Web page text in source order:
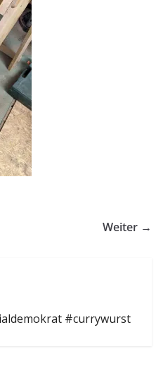
Weiter →
#currywurst